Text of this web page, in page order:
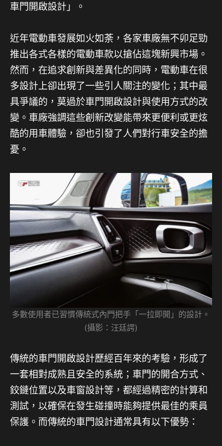
車門開啟設計」。
近年電動車發展如火如荼，各家車廠無不卯足勁
推出各式各樣的電動車款以搶佔這塊新興市場。
然而，在追求創新與差異化的同時，電動車在很
多設計上卻出現了一些引人關注的變化；其中最
具爭議的，莫過於車門開啟設計與使用方式的改
變。車廠強調這些創新改變能帶來更便利或更炫
酷的用車體驗，卻也引發了人們對行車安全的擔
憂。
多數使用者已習慣傳統式內門把手「一拉即開」的設計。
(攝影：汪廷諤)
傳統的車門開啟設計歷經百年來的考驗，形成了
一套相對成熟且安全的系統；車門的開合方式、
鉸鏈位置以及車窗設計等，都經過精密的計算和
測試，以確保在發生碰撞時能夠提供最佳的乘員
保護。而傳統的車門設計通常具有以下優勢：